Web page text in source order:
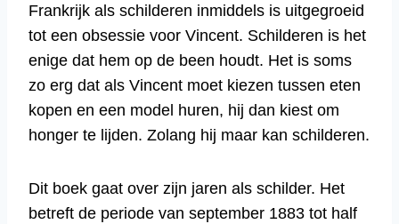
Frankrijk als schilderen inmiddels is uitgegroeid
tot een obsessie voor Vincent. Schilderen is het
enige dat hem op de been houdt. Het is soms
zo erg dat als Vincent moet kiezen tussen eten
kopen en een model huren, hij dan kiest om
honger te lijden. Zolang hij maar kan schilderen.
Dit boek gaat over zijn jaren als schilder. Het
betreft de periode van september 1883 tot half